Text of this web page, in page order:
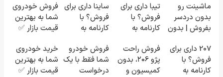
ماشینت رو
بدون دردسر
بفروش | بدون
تیبا داری برای
فروش؟ با
کارنامه به
بفروش!
ساینا داری برای
فروش؟ با
کارنامه به
بفروش!
فروش خودروی
شما به بهترین
قیمت بازار ✅
207 داری برای
فروش؟ با
کارنامه به
فروش راحت
پژو ۲۰6، بدون
کمیسیون و
فروش خودرو
شما فقط با یک
درخواست
خرید خودروی
شما به بهترین
قیمت بازار ✅